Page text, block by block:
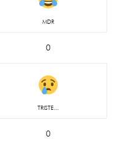
MDR
0
TRISTE...
0